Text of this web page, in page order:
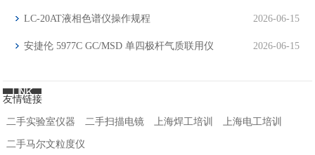
LC-20AT液相色谱仪操作规程 2026-06-15
安捷伦 5977C GC/MSD 单四极杆气质联用仪 2026-06-15
友情链接
二手实验室仪器 二手扫描电镜 上海焊工培训 上海电工培训
二手马尔文粒度仪